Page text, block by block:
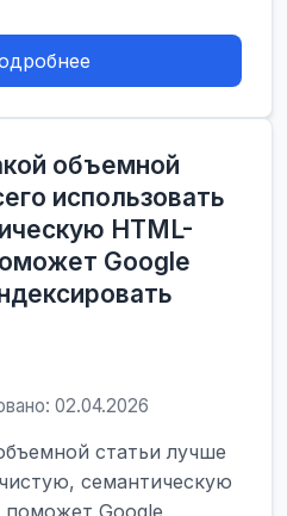
объемной
использовать
HTML-
Google
02.04.2026
статьи лучше
семантическую
поможет Google